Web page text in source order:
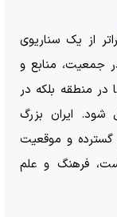
از یک سناریوی
جمعیت، منابع و
منطقه بلکه در
ایران بزرگ
گسترده و موقعیت
فرهنگ و علم